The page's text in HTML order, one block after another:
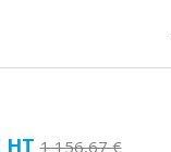
HT 1 156,67 €